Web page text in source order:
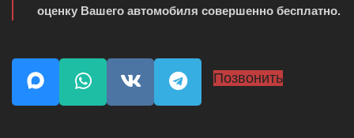
оценку Вашего автомобиля совершенно бесплатно.
Позвонить